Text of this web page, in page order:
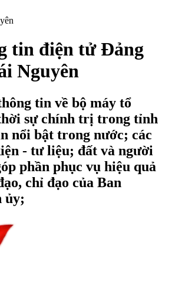
tin điện tử Đảng
Nguyên
tin về bộ máy tổ
sự chính trị trong tỉnh
nổi bật trong nước; các
- tư liệu; đất và người
phần phục vụ hiệu quả
chỉ đạo của Ban
ủy;